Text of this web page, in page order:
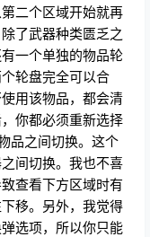
你都必须重新选择
品之间切换。这个
间切换。我也不喜
查看下方区域时有
移。另外，我觉得
选项，所以你只能
候操作并不灵敏。
，所以你不是在等
某些敌人密集的区
很容易送命。说到
操作真的严重影响